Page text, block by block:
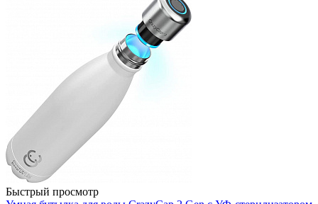
Быстрый просмотр